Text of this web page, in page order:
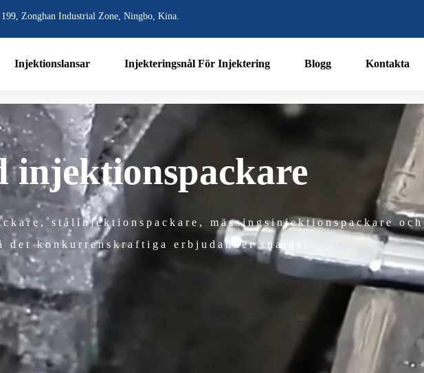
Zonghan Industrial Zone, Ningbo, Kina.
Injektionslansar Injekteringsnål För Injektering Blogg Kontakta
injektionspackare
stålinjektionspackare, mässingsinjektionspackare och
konkurrenskraftiga erbjudandet snarast.